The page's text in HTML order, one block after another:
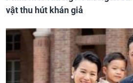
vật thu hút khán giả